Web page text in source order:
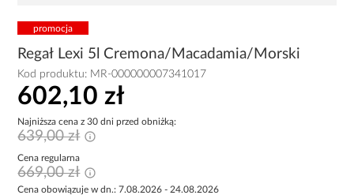
promocja
Regał Lexi 5l Cremona/Macadamia/Morski
Kod produktu: MR-000000007341017
602,10 zł
Najniższa cena z 30 dni przed obniżką:
639,00 zł
Cena regularna
669,00 zł
Cena obowiązuje w dn.: 7.08.2026 - 24.08.2026